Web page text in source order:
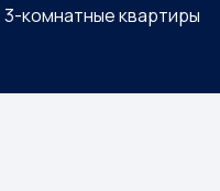
3-комнатные квартиры